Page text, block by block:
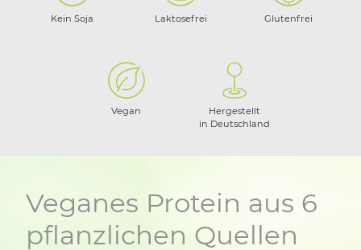
Kein Soja Laktosefrei Glutenfrei
Vegan
Hergestellt
in Deutschland
Veganes Protein aus 6
pflanzlichen Quellen